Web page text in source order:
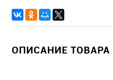
ОПИСАНИЕ ТОВАРА